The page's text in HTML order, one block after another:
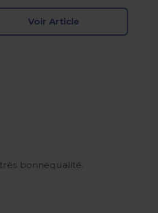
Voir Article
bonnequalité.